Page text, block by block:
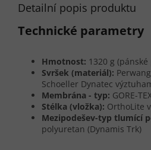
Detailní popis produktu
Technické parametry
Hmotnost: 1320 g
Svršek (materiál):
Schoeller Dynatec
Membrána - typ: GORE-
Stélka (vložka): OrthoLite
Mezipodešev-typ tlumící
polyuretan (Dynamis Trk)